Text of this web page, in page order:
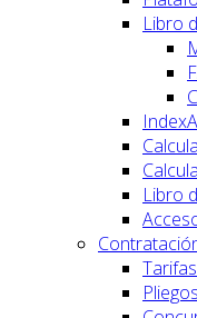
Libro
Libro